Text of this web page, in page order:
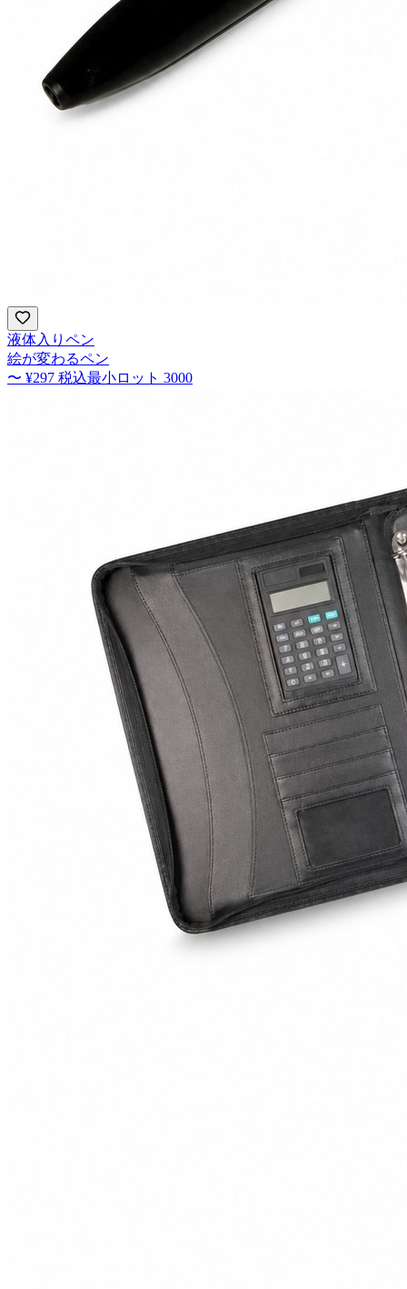
液体入りペン
絵が変わるペン
〜 ¥297 税込最小ロット 3000